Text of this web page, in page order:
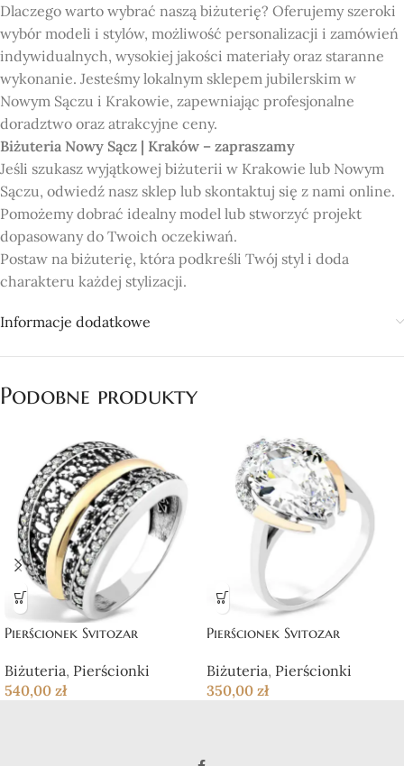
Dlaczego warto wybrać naszą biżuterię? Oferujemy szeroki
wybór modeli i stylów, możliwość personalizacji i zamówień
indywidualnych, wysokiej jakości materiały oraz staranne
wykonanie. Jesteśmy lokalnym sklepem jubilerskim w
Nowym Sączu i Krakowie, zapewniając profesjonalne
doradztwo oraz atrakcyjne ceny.
Biżuteria Nowy Sącz | Kraków – zapraszamy
Jeśli szukasz wyjątkowej biżuterii w Krakowie lub Nowym
Sączu, odwiedź nasz sklep lub skontaktuj się z nami online.
Pomożemy dobrać idealny model lub stworzyć projekt
dopasowany do Twoich oczekiwań.
Postaw na biżuterię, która podkreśli Twój styl i doda
charakteru każdej stylizacji.
Informacje dodatkowe
Podobne produkty
Pierścionek Svitozar
Biżuteria, Pierścionki
540,00 zł
Pierścionek Svitozar
Biżuteria, Pierścionki
350,00 zł